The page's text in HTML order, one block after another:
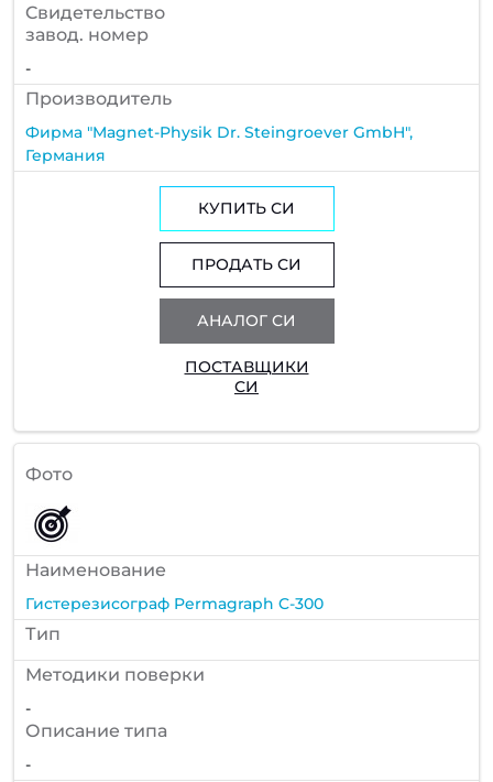
Cвидетельство
завод. номер
-
Производитель
Фирма "Magnet-Physik Dr. Steingroever GmbH",
Германия
КУПИТЬ СИ
ПРОДАТЬ СИ
АНАЛОГ СИ
ПОСТАВЩИКИ
СИ
Фото
Наименование
Гистерезисограф Permagraph C-300
Тип
Методики поверки
-
Описание типа
-